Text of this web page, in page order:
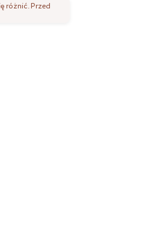
różnić. Przed